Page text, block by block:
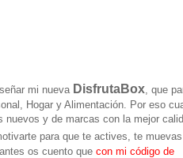
mi nueva DisfrutaBox , que
Hogar y Alimentación. Por eso
y de marcas con la mejor
para que te actives, te
os cuento que con mi código de